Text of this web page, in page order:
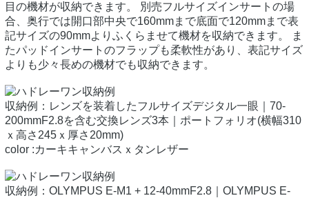
目の機材が収納できます。 別売フルサイズインサートの場
合、奥行では開口部中央で160mmまで底面で120mmまで表
記サイズの90mmよりふくらませて機材を収納できます。 ま
たパッドインサートのフラップも柔軟性があり、表記サイズ
よりも少々長めの機材でも収納できます。
収納例：レンズを装着したフルサイズデジタル一眼｜70-
200mmF2.8を含む交換レンズ3本｜ポートフォリオ(横幅310
ｘ高さ245ｘ厚さ20mm)
color :カーキキャンバスｘタンレザー
収納例：OLYMPUS E-M1 + 12-40mmF2.8｜OLYMPUS E-